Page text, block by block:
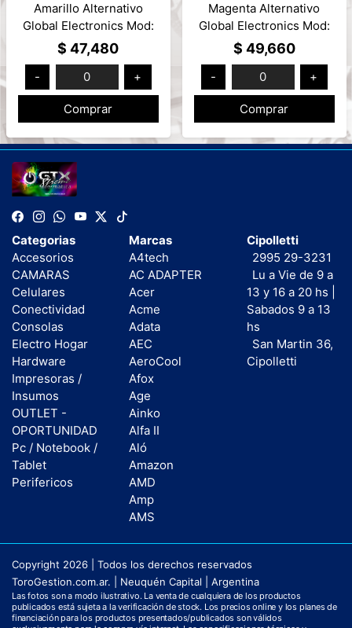
Amarillo Alternativo
Global Electronics Mod:
CLTY406SCOMP
$ 47,480
- 0 +
Comprar
Magenta Alternativo
Global Electronics Mod:
CLTM406SCOMP
$ 49,660
- 0 +
Comprar
Categorias
Accesorios
CAMARAS
Celulares
Conectividad
Consolas
Electro Hogar
Hardware
Impresoras /
Insumos
OUTLET -
OPORTUNIDAD
Pc / Notebook /
Tablet
Perifericos
Marcas
A4tech
AC ADAPTER
Acer
Acme
Adata
AEC
AeroCool
Afox
Age
Ainko
Alfa II
Aló
Amazon
AMD
Amp
AMS
Cipolletti
2995 29-3231
Lu a Vie de 9 a
13 y 16 a 20 hs |
Sabados 9 a 13
hs
San Martin 36,
Cipolletti
Copyright 2026 | Todos los derechos reservados
ToroGestion.com.ar. | Neuquén Capital | Argentina
Las fotos son a modo ilustrativo. La venta de cualquiera de los productos
publicados está sujeta a la verificación de stock. Los precios online y los planes de
financiación para los productos presentados/publicados son válidos